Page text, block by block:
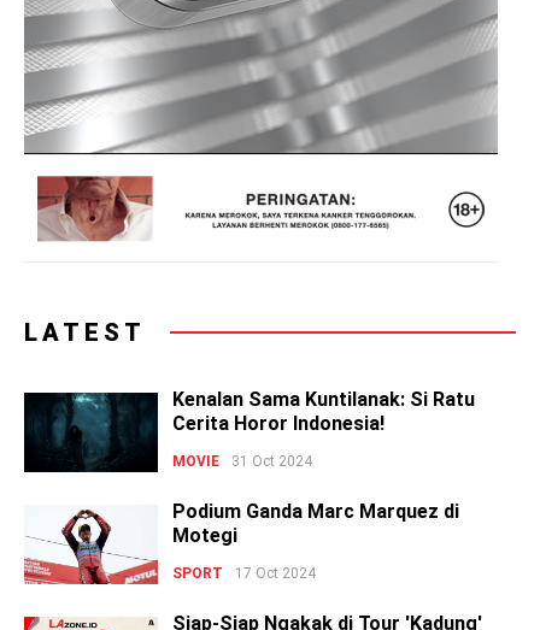
LATEST
Kenalan Sama Kuntilanak: Si Ratu
Cerita Horor Indonesia!
MOVIE 31 Oct 2024
Podium Ganda Marc Marquez di
Motegi
SPORT 17 Oct 2024
Siap-Siap Ngakak di Tour 'Kadung'